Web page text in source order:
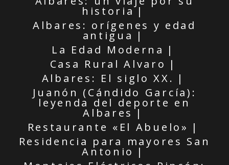
historia
Albares: orígenes y edad
antigua
La Edad Moderna
Casa Rural Alvaro
Albares: El siglo XX.
Juanón (Cándido García):
leyenda del deporte en
Albares
Restaurante «El Abuelo»
Residencia para mayores San
Antonio